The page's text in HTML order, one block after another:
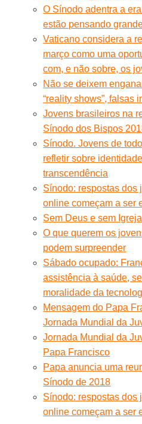
O Sínodo adentra a
estão pensando
Vaticano considera a
março como uma
com, e não sobre, os
Não se deixem
“reality shows”, falsas
Jovens brasileiros na
Sínodo dos Bispos
Sínodo. Jovens de
refletir sobre
transcendência
Sínodo: respostas dos
online começam a ser
Sem Deus e sem Igreja
O que querem os
podem surpreender
Sábado ocupado:
assistência à saúde,
moralidade da
Mensagem do Papa
Jornada Mundial da
Jornada Mundial da
Papa Francisco
Papa anuncia uma
Sínodo de 2018
Sínodo: respostas dos
online começam a ser